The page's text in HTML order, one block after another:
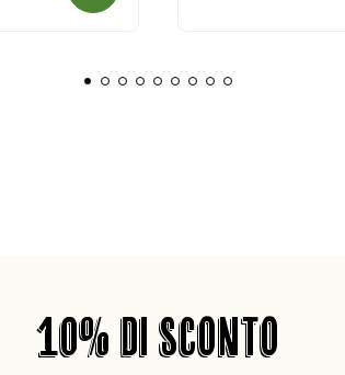
10% DI SCONTO